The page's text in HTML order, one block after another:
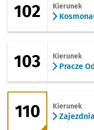
102 Kierunek
103 - kierunek
103 Kierunek
Pracze
110 - kierunek
110 Kierunek